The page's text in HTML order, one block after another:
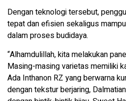
Dengan teknologi tersebut,
tepat dan efisien sekaligus
dalam proses budidaya.
“Alhamdulillah, kita melakukan
Masing-masing varietas memiliki
Ada Inthanon RZ yang berwarna
dengan tekstur berjaring,